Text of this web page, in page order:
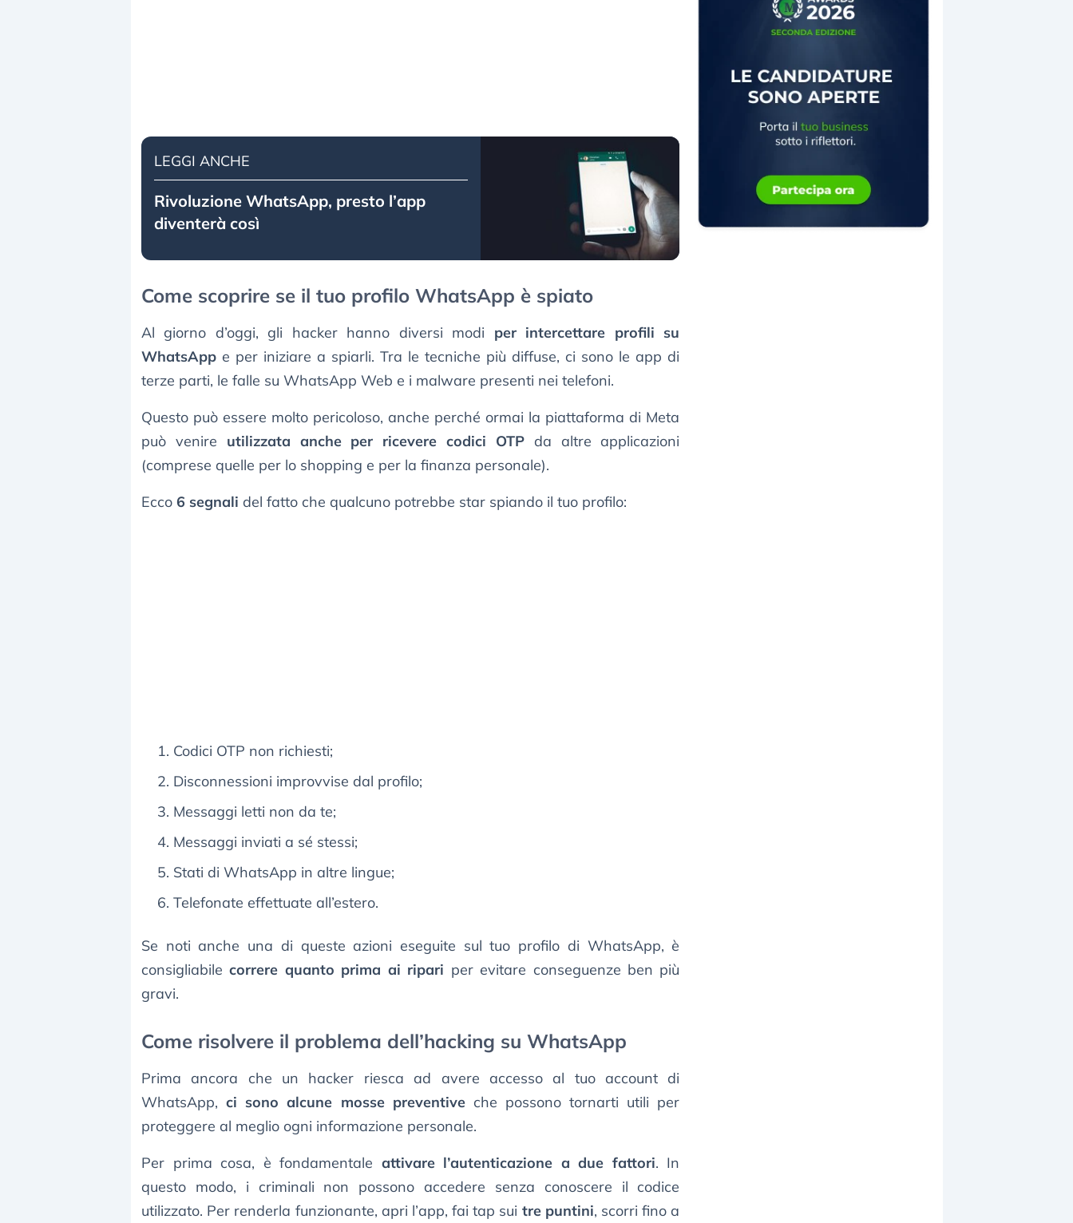
LEGGI ANCHE
Rivoluzione WhatsApp, presto l’app
diventerà così
Come scoprire se il tuo profilo WhatsApp è spiato
Al giorno d’oggi, gli hacker hanno diversi modi per intercettare profili su
WhatsApp e per iniziare a spiarli. Tra le tecniche più diffuse, ci sono le app di
terze parti, le falle su WhatsApp Web e i malware presenti nei telefoni.
Questo può essere molto pericoloso, anche perché ormai la piattaforma di Meta
può venire utilizzata anche per ricevere codici OTPda altre applicazioni
(comprese quelle per lo shopping e per la finanza personale).
Ecco 6 segnali del fatto che qualcuno potrebbe star spiando il tuo profilo:
Codici OTP non richiesti;
Disconnessioni improvvise dal profilo;
Messaggi letti non da te;
Messaggi inviati a sé stessi;
Stati di WhatsApp in altre lingue;
Telefonate effettuate all’estero.
Se noti anche una di queste azioni eseguite sul tuo profilo di WhatsApp, è
consigliabilecorrere quanto prima ai ripari per evitare conseguenze ben più
gravi.
Come risolvere il problema dell’hacking su WhatsApp
Prima ancora che un hacker riesca ad avere accesso al tuo account di
WhatsApp,ci sono alcune mosse preventiveche possono tornarti utili per
proteggere al meglio ogni informazione personale.
Per prima cosa, è fondamentale attivare l’autenticazione a due fattori. In
questo modo, i criminali non possono accedere senza conoscere il codice
utilizzato. Per renderla funzionante, apri l’app, fai tap sui tre puntini, scorri fino a